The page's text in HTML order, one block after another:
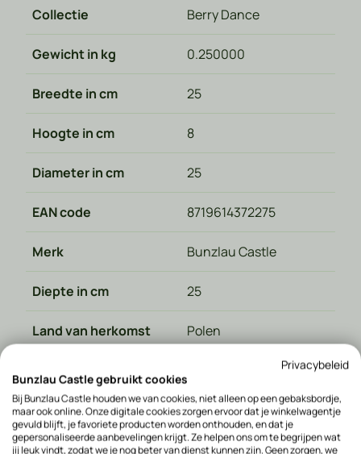
Collectie Berry Dance
Gewicht in kg 0.250000
Breedte in cm 25
Hoogte in cm 8
Diameter in cm 25
EAN code 8719614372275
Merk Bunzlau Castle
Diepte in cm 25
Land van herkomst Polen
Magnetronbestendig Ja
Ovenbestendig Ja
Privacybeleid
Bunzlau Castle gebruikt cookies
Bij Bunzlau Castle houden we van cookies, niet alleen op een gebaksbordje,
maar ook online. Onze digitale cookies zorgen ervoor dat je winkelwagentje
gevuld blijft, je favoriete producten worden onthouden, en dat je
gepersonaliseerde aanbevelingen krijgt. Ze helpen ons om te begrijpen wat
jij leuk vindt, zodat we je nog beter van dienst kunnen zijn. Geen zorgen, we